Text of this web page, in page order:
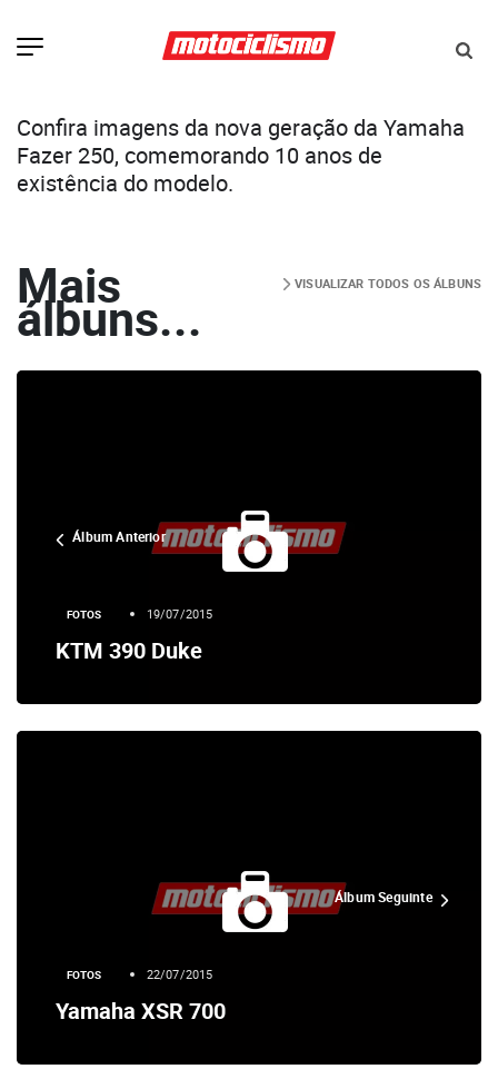
Confira imagens da nova geração da Yamaha
Fazer 250, comemorando 10 anos de
existência do modelo.
Mais
álbuns...
VISUALIZAR TODOS OS ÁLBUNS
Álbum Anterior
FOTOS 19/07/2015
KTM 390 Duke
Álbum Seguinte
FOTOS 22/07/2015
Yamaha XSR 700